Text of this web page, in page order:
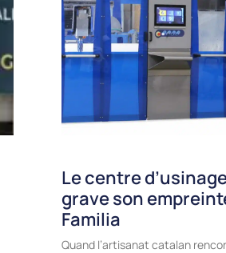
Le centre
grave son
Familia
Quand l’artisanat catalan